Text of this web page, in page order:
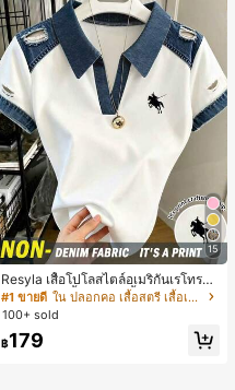
15
Resyla เสื้อโปโลสไตล์อเมริกันเรโทรสำ
หรับผู้หญิง, เสื้อยืดแขนสั้นสำหรับผู้หญิ
ง, ลายม้า, สไตล์ Y2K, เสื้อโปโลแขนสั้น
แบบคัลเลอร์บล็อกสำหรับผู้หญิง
#1 ขายดี
ใน ปลอกคอ เสื้อสตรี เสื้อเบลาส์ & Tee
100+ sold
฿179